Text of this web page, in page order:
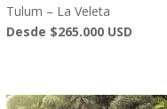
Tulum – La Veleta
Desde $265.000 USD